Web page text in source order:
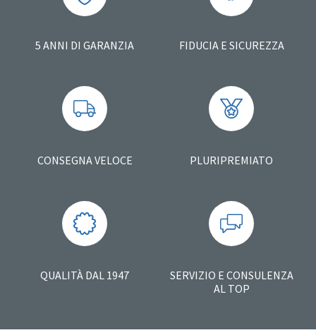
5 ANNI DI GARANZIA FIDUCIA E SICUREZZA
CONSEGNA VELOCE PLURIPREMIATO
QUALITÀ DAL 1947
SERVIZIO E CONSULENZA
AL TOP